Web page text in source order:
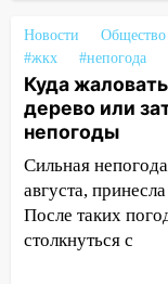
14:16
Шторм
на улице
светофор
14:14
мошенники
14:12 Куда
упавшее
после
Новости Общество
#жкх
#непогода
Куда
дерево или
непогоды
Сильная
августа,
После таких
столкнуться с